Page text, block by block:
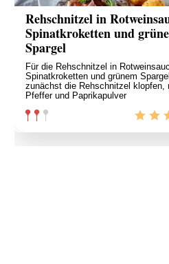
Rehschnitzel in
Spinatkroketten und
Spargel
Für die Rehschnitzel in
Spinatkroketten und grünem Spargel
zunächst die Rehschnitzel klopfen,
Pfeffer und Paprikapulver